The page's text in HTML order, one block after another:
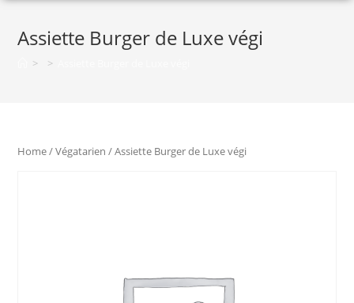
Assiette Burger de Luxe végi
> >
Home/Végatarien / Assiette Burger de Luxe végi